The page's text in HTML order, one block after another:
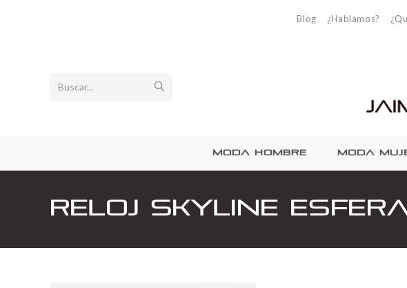
Blog ¿Hablamos?
Buscar...
MODA HOMBRE MODA
Reloj Skyline